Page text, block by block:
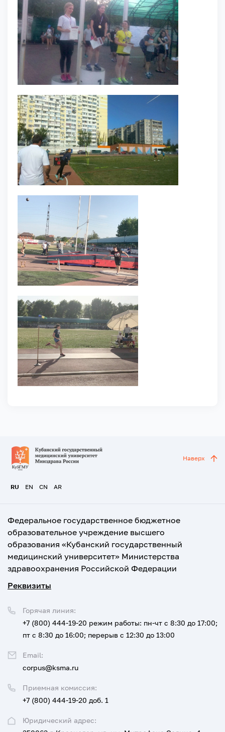
RU EN CN AR
Наверх
Федеральное государственное бюджетное
образовательное учреждение высшего
образования «Кубанский государственный
медицинский университет» Министерства
здравоохранения Российской Федерации
Реквизиты
Юридический адрес:
Приемная комиссия:
+7 (800) 444-19-20 доб. 1
Горячая линия:
+7 (800) 444-19-20 режим работы: пн-чт с 8:30 до 17:00;
пт с 8:30 до 16:00; перерыв с 12:30 до 13:00
Email:
corpus@ksma.ru